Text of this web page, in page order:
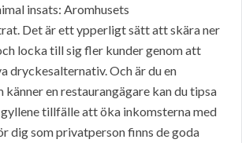
insats: Aromhusets
Det är ett ypperligt sätt att skära ner
locka till sig fler kunder genom att
dryckesalternativ. Och är du en
en restaurangägare kan du tipsa
tillfälle att öka inkomsterna med
dig som privatperson finns de goda